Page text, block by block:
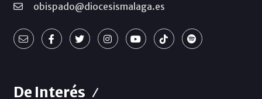
obispado@diocesismalaga.es
De Interés